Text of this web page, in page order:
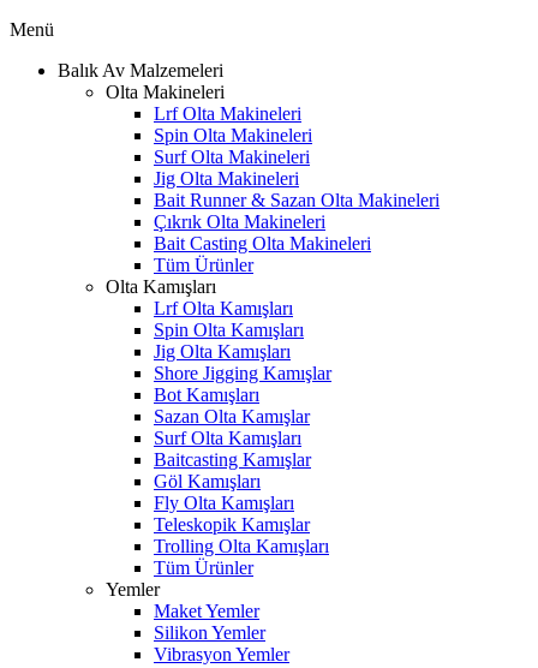
Menü
Balık Av Malzemeleri
Olta Makineleri
Lrf Olta Makineleri
Spin Olta Makineleri
Surf Olta Makineleri
Jig Olta Makineleri
Bait Runner & Sazan Olta Makineleri
Çıkrık Olta Makineleri
Bait Casting Olta Makineleri
Tüm Ürünler
Olta Kamışları
Lrf Olta Kamışları
Spin Olta Kamışları
Jig Olta Kamışları
Shore Jigging Kamışlar
Bot Kamışları
Sazan Olta Kamışlar
Surf Olta Kamışları
Baitcasting Kamışlar
Göl Kamışları
Fly Olta Kamışları
Teleskopik Kamışlar
Trolling Olta Kamışları
Tüm Ürünler
Yemler
Maket Yemler
Silikon Yemler
Vibrasyon Yemler